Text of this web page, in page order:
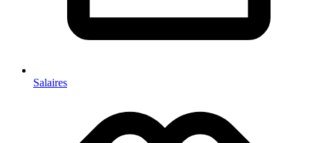
Salaires